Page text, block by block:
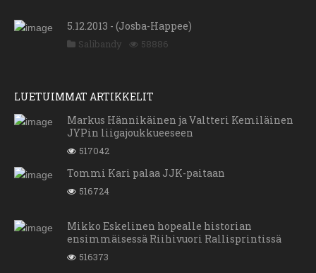
5.12.2013 - (Josba-Happee)
Salibandy 58886
LUETUIMMAT ARTIKKELIT
Markus Hännikäinen ja Valtteri Kemiläinen
JYPin liigajoukkueeseen
517042
Tommi Kari palaa JJK-paitaan
516724
Mikko Eskelinen hopealle historian
ensimmäisessä Riihivuori Rallisprintissä
516373